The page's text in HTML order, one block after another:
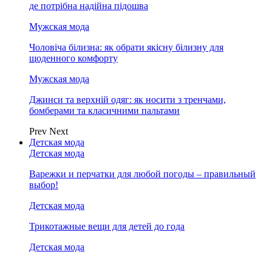
де потрібна надійна підошва
Мужская мода
Чоловіча білизна: як обрати якісну білизну для
щоденного комфорту
Мужская мода
Джинси та верхній одяг: як носити з тренчами,
бомберами та класичними пальтами
Prev Next
Детская мода
Детская мода
Варежки и перчатки для любой погоды – правильный
выбор!
Детская мода
Трикотажные вещи для детей до года
Детская мода